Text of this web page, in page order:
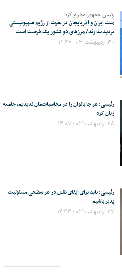
رئیس جمهور مطرح کرد:
ملت ایران و آذربایجان در نفرت از رژیم صهیونیستی
تردید ندارند/ مرزهای دو کشور یک فرصت است
۳۰ اردیبهشت ۰۳ - ۱۴:۲۶
رئیسی: هر جا بانوان را در محاسبات‌مان ندیدیم، جامعه
زیان کرد
۲۸ اردیبهشت ۰۳ - ۱۳:۰۷
رئیسی: باید برای ایفای نقش در هر سطحی مسئولیت
پذیر باشیم
۲۷ اردیبهشت ۰۳ - ۱۲:۲۳